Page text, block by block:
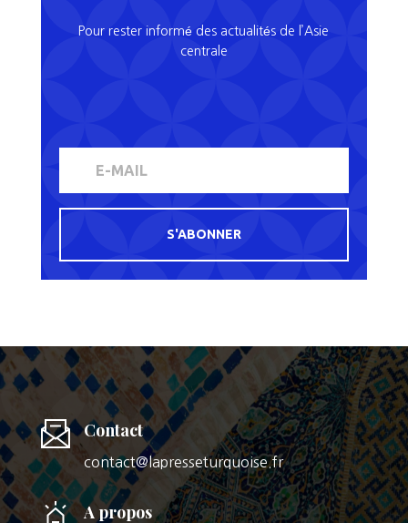
Pour rester informé des actualités de l’Asie
centrale
S'ABONNER
Contact
contact@lapresseturquoise.fr
A propos